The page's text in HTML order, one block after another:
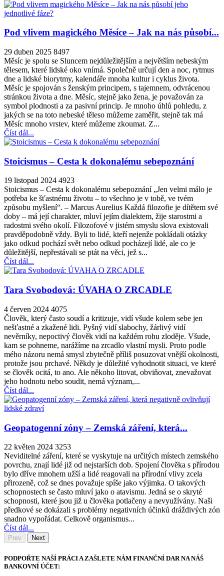
Pod vlivem magického Měsíce – Jak na nás působí...
29 duben 2025 8497
Měsíc je spolu se Sluncem nejdůležitějším a největším nebeským
tělesem, které lidské oko vnímá. Společně určují den a noc, rytmus
dne a lidské biorytmy, kalendáře mnoha kultur i cyklus života.
Měsíc je spojován s ženským principem, s tajemnem, odvrácenou
stránkou života a dne. Měsíc, stejně jako žena, je považován za
symbol plodnosti a za pasivní princip. Je mnoho úhlů pohledu, z
jakých se na toto nebeské těleso můžeme zaměřit, stejně tak má
Měsíc mnoho vrstev, které můžeme zkoumat. Z...
Číst dál...
Stoicismus – Cesta k dokonalému sebepoznání
19 listopad 2024 4923
Stoicismus – Cesta k dokonalému sebepoznání „Jen velmi málo je
potřeba ke šťastnému životu – to všechno je v tobě, ve tvém
způsobu myšlení“. – Marcus Aurelius Každá filozofie je dítětem své
doby – má její charakter, mluví jejím dialektem, žije starostmi a
radostmi svého okolí. Filozofové v jistém smyslu slova existovali
pravděpodobně vždy. Byli to lidé, kteří nejenže pokládali otázky
jako odkud pochází svět nebo odkud pocházejí lidé, ale co je
důležitější, nepřestávali se ptát na věci, jež s...
Číst dál...
Tara Svobodová: ÚVAHA O ZRCADLE
4 červen 2024 4075
Člověk, který často soudí a kritizuje, vidí všude kolem sebe jen
nešťastné a zkažené lidi. Pyšný vidí slabochy, žárlivý vidí
nevěrníky, nepoctivý člověk vidí na každém rohu zloděje. Všude,
kam se pohneme, narážíme na zrcadlo vlastní mysli. Proto podle
mého názoru nemá smysl zbytečně příliš posuzovat vnější okolnosti,
protože jsou prchavé. Někdy je důležité vyhodnotit situaci, ve které
se člověk ocitá, to ano. Ale někoho litovat, obviňovat, znevažovat
jeho hodnotu nebo soudit, nemá význam,...
Číst dál...
Geopatogenní zóny – Zemská záření, která...
22 květen 2024 3253
Neviditelné záření, které se vyskytuje na určitých místech zemského
povrchu, znají lidé již od nejstarších dob. Spojení člověka s přírodou
bylo dříve mnohem užší a lidé reagovali na přírodní vlivy zcela
přirozeně, což se dnes považuje spíše jako výjimka. O takových
schopnostech se často mluví jako o atavismu. Jedná se o skryté
schopnosti, které jsou již u člověka potlačeny a nevyužívány. Naši
předkové se dokázali s problémy negativních účinků dráždivých zón
snadno vypořádat. Celkově organismus...
Číst dál...
Prev Next
PODPOŘTE NAŠÍ PRÁCI A ZAŠLETE NÁM FINANČNÍ DAR NA NÁŠ
BANKOVNÍ ÚČET: